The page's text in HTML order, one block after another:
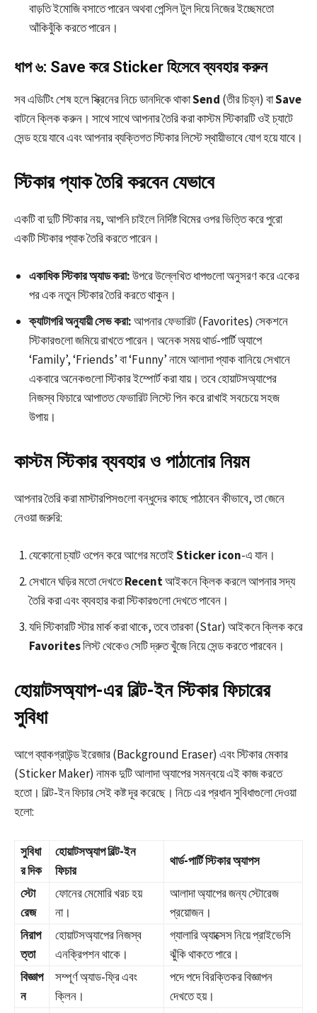
বাড়তি ইমোজি বসাতে পারেন অথবা পেন্সিল টুল দিয়ে নিজের ইচ্ছেমতো
আঁকিবুঁকি করতে পারেন।
ধাপ ৬: Save করে Sticker হিসেবে ব্যবহার করুন
সব এডিটিং শেষ হলে স্ক্রিনের নিচে ডানদিকে থাকাSend (তীর চিহ্ন) বাSave
বাটনে ক্লিক করুন। সাথে সাথে আপনার তৈরি করা কাস্টম স্টিকারটি ওই চ্যাটে
সেন্ড হয়ে যাবে এবং আপনার ব্যক্তিগত স্টিকার লিস্টে স্থায়ীভাবে যোগ হয়ে যাবে।
স্টিকার প্যাক তৈরি করবেন যেভাবে
একটি বা দুটি স্টিকার নয়, আপনি চাইলে নির্দিষ্ট থিমের ওপর ভিত্তি করে পুরো
একটি স্টিকার প্যাক তৈরি করতে পারেন।
একাধিক স্টিকার অ্যাড করা:উপরে উল্লেখিত ধাপগুলো অনুসরণ করে একের
পর এক নতুন স্টিকার তৈরি করতে থাকুন।
ক্যাটাগরি অনুযায়ী সেভ করা:আপনার ফেভারিট (Favorites) সেকশনে
স্টিকারগুলো জমিয়ে রাখতে পারেন। অনেক সময় থার্ড-পার্টি অ্যাপে
‘Family’, ‘Friends’ বা ‘Funny’ নামে আলাদা প্যাক বানিয়ে সেখানে
একবারে অনেকগুলো স্টিকার ইম্পোর্ট করা যায়। তবে হোয়াটসঅ্যাপের
নিজস্ব ফিচারে আপাতত ফেভারিট লিস্টে পিন করে রাখাই সবচেয়ে সহজ
উপায়।
কাস্টম স্টিকার ব্যবহার ও পাঠানোর নিয়ম
আপনার তৈরি করা মাস্টারপিসগুলো বন্ধুদের কাছে পাঠাবেন কীভাবে, তা জেনে
নেওয়া জরুরি:
যেকোনো চ্যাট ওপেন করে আগের মতোইSticker icon-এ যান।
সেখানে ঘড়ির মতো দেখতেRecentআইকনে ক্লিক করলে আপনার সদ্য
তৈরি করা এবং ব্যবহার করা স্টিকারগুলো দেখতে পাবেন।
যদি স্টিকারটি স্টার মার্ক করা থাকে, তবে তারকা (Star) আইকনে ক্লিক করে
Favoritesলিস্ট থেকেও সেটি দ্রুত খুঁজে নিয়ে সেন্ড করতে পারবেন।
হোয়াটসঅ্যাপ-এর বিল্ট-ইন স্টিকার ফিচারের
সুবিধা
আগে ব্যাকগ্রাউন্ড ইরেজার (Background Eraser) এবং স্টিকার মেকার
(Sticker Maker) নামক দুটি আলাদা অ্যাপের সমন্বয়ে এই কাজ করতে
হতো। বিল্ট-ইন ফিচার সেই কষ্ট দূর করেছে। নিচে এর প্রধান সুবিধাগুলো দেওয়া
হলো:
সুবিধা
র দিক
হোয়াটসঅ্যাপ বিল্ট-ইন
ফিচার
থার্ড-পার্টি স্টিকার অ্যাপস
স্টো
রেজ
ফোনের মেমোরি খরচ হয়
না।
আলাদা অ্যাপের জন্য স্টোরেজ
প্রয়োজন।
নিরাপ
ত্তা
হোয়াটসঅ্যাপের নিজস্ব
এনক্রিপশন থাকে।
গ্যালারি অ্যাক্সেস নিয়ে প্রাইভেসি
ঝুঁকি থাকতে পারে।
বিজ্ঞাপ
ন
সম্পূর্ণ অ্যাড-ফ্রি এবং
ক্লিন।
পদে পদে বিরক্তিকর বিজ্ঞাপন
দেখতে হয়।